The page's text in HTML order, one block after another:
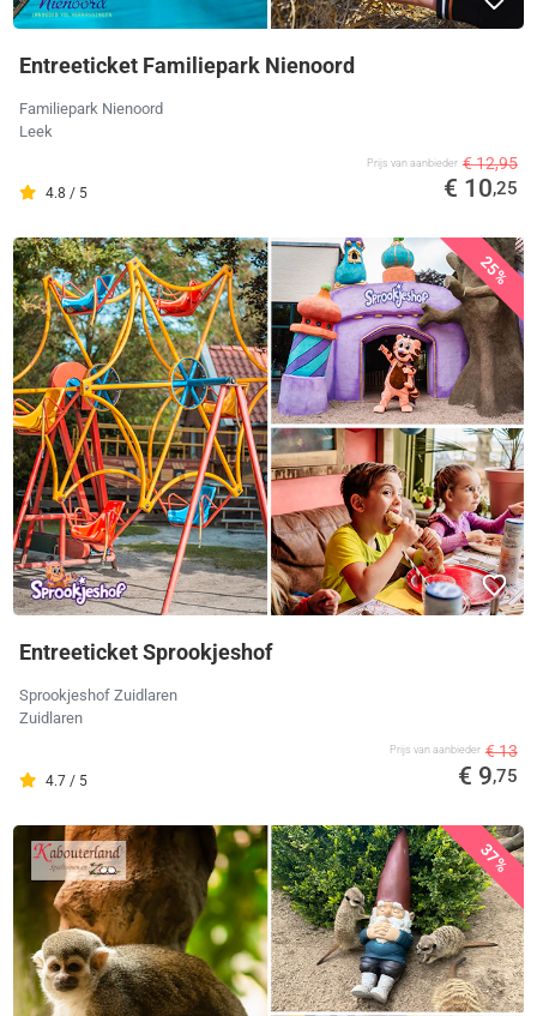
Entreeticket Familiepark Nienoord
Familiepark Nienoord
Leek
4.8 / 5
Prijs van aanbieder € 12,95
€ 10,25
25%
Entreeticket Sprookjeshof
Sprookjeshof Zuidlaren
Zuidlaren
4.7 / 5
Prijs van aanbieder € 13
€ 9,75
37%